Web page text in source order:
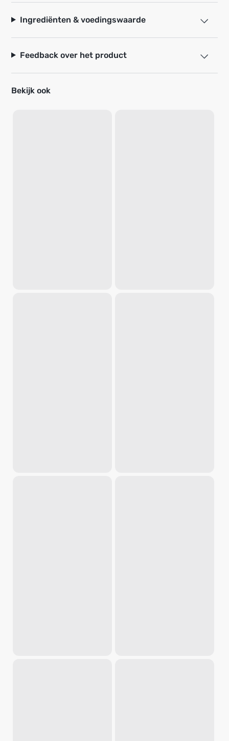
Ingrediënten & voedingswaarde
Feedback over het product
Bekijk ook